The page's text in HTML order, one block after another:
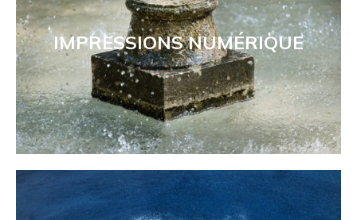
IMPRESSIONS NUMÉRIQUE